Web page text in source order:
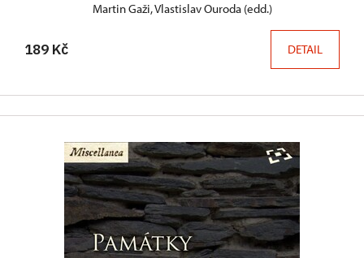
Martin Gaži, Vlastislav Ouroda (edd.)
189 Kč DETAIL